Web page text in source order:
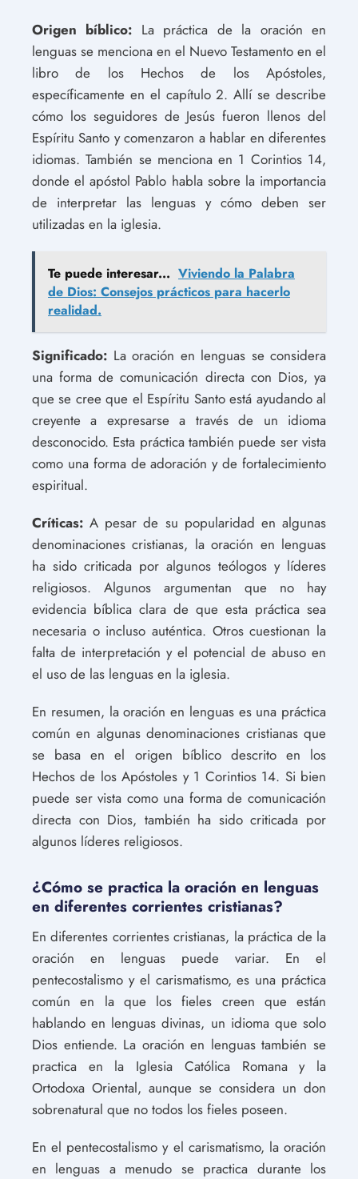
Origen bíblico: La práctica de la oración en
lenguas se menciona en el Nuevo Testamento en el
libro de los Hechos de los Apóstoles,
específicamente en el capítulo 2. Allí se describe
cómo los seguidores de Jesús fueron llenos del
Espíritu Santo y comenzaron a hablar en diferentes
idiomas. También se menciona en 1 Corintios 14,
donde el apóstol Pablo habla sobre la importancia
de interpretar las lenguas y cómo deben ser
utilizadas en la iglesia.
Te puede interesar... Viviendo la Palabra
de Dios: Consejos prácticos para hacerlo
realidad.
Significado: La oración en lenguas se considera
una forma de comunicación directa con Dios, ya
que se cree que el Espíritu Santo está ayudando al
creyente a expresarse a través de un idioma
desconocido. Esta práctica también puede ser vista
como una forma de adoración y de fortalecimiento
espiritual.
Críticas: A pesar de su popularidad en algunas
denominaciones cristianas, la oración en lenguas
ha sido criticada por algunos teólogos y líderes
religiosos. Algunos argumentan que no hay
evidencia bíblica clara de que esta práctica sea
necesaria o incluso auténtica. Otros cuestionan la
falta de interpretación y el potencial de abuso en
el uso de las lenguas en la iglesia.
En resumen, la oración en lenguas es una práctica
común en algunas denominaciones cristianas que
se basa en el origen bíblico descrito en los
Hechos de los Apóstoles y 1 Corintios 14. Si bien
puede ser vista como una forma de comunicación
directa con Dios, también ha sido criticada por
algunos líderes religiosos.
¿Cómo se practica la oración en lenguas
en diferentes corrientes cristianas?
En diferentes corrientes cristianas, la práctica de la
oración en lenguas puede variar. En el
pentecostalismo y el carismatismo, es una práctica
común en la que los fieles creen que están
hablando en lenguas divinas, un idioma que solo
Dios entiende. La oración en lenguas también se
practica en la Iglesia Católica Romana y la
Ortodoxa Oriental, aunque se considera un don
sobrenatural que no todos los fieles poseen.
En el pentecostalismo y el carismatismo, la oración
en lenguas a menudo se practica durante los